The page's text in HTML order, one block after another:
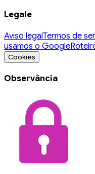
Legale
Aviso legalTermos de
usamos o Google
Cookies
Observância